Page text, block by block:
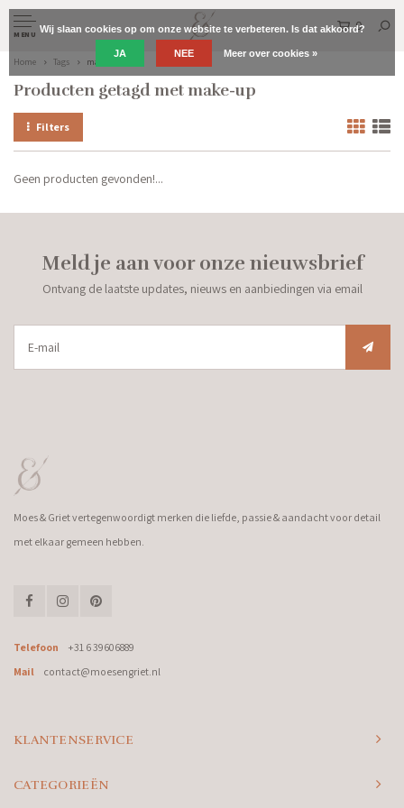
MENU
0
Home Tags make-up
Producten getagd met make-up
Filters
Geen producten gevonden!...
Meld je aan voor onze nieuwsbrief
Ontvang de laatste updates, nieuws en aanbiedingen via email
Moes & Griet vertegenwoordigt merken die liefde, passie & aandacht voor detail
met elkaar gemeen hebben.
Telefoon
+31 6 39606889
Mail
contact@moesengriet.nl
KLANTENSERVICE
CATEGORIEËN
Wij slaan cookies op om onze website te verbeteren. Is dat akkoord?
JA NEE Meer over cookies »